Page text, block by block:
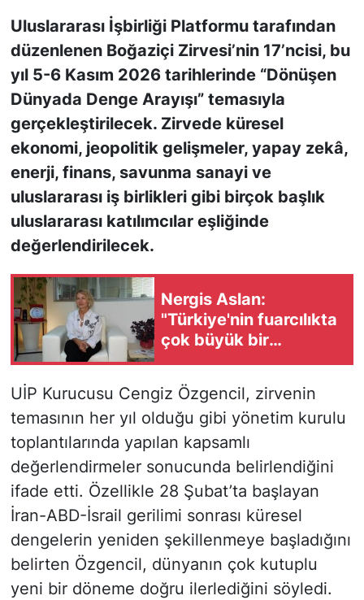
Uluslararası İşbirliği Platformu tarafından
düzenlenen Boğaziçi Zirvesi’nin 17’ncisi, bu
yıl 5-6 Kasım 2026 tarihlerinde “Dönüşen
Dünyada Denge Arayışı” temasıyla
gerçekleştirilecek. Zirvede küresel
ekonomi, jeopolitik gelişmeler, yapay zekâ,
enerji, finans, savunma sanayi ve
uluslararası iş birlikleri gibi birçok başlık
uluslararası katılımcılar eşliğinde
değerlendirilecek.
Nergis Aslan:
"Türkiye'nin fuarcılıkta
çok büyük bir
UİP Kurucusu Cengiz Özgencil, zirvenin
temasının her yıl olduğu gibi yönetim kurulu
toplantılarında yapılan kapsamlı
değerlendirmeler sonucunda belirlendiğini
ifade etti. Özellikle 28 Şubat’ta başlayan
İran-ABD-İsrail gerilimi sonrası küresel
dengelerin yeniden şekillenmeye başladığını
belirten Özgencil, dünyanın çok kutuplu
yeni bir döneme doğru ilerlediğini söyledi.
KONGRE HABERLERİ
KONGRE TAKVİMİ
RÖPORTAJLAR
BİYOGRAFİLER